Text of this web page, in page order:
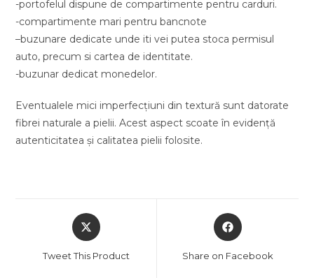
-portofelul dispune de compartimente pentru carduri.
-compartimente mari pentru bancnote
–buzunare dedicate unde iti vei putea stoca permisul
auto, precum si cartea de identitate.
-buzunar dedicat monedelor.
Eventualele mici imperfecțiuni din textură sunt datorate
fibrei naturale a pielii. Acest aspect scoate în evidență
autenticitatea și calitatea pielii folosite.
Opens
in
new
Tweet This Product
Opens
in
new
Share on Facebook